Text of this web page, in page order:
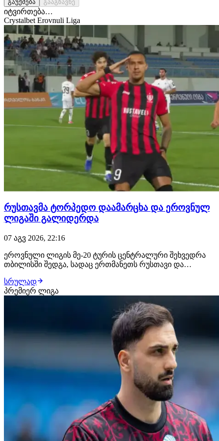
გაუქმება გააგზავნე
იტვირთება…
Crystalbet Erovnuli Liga
რუსთავმა ტორპედო დაამარცხა და ეროვნულ
ლიგაში გალიდერდა
07 აგვ 2026, 22:16
ეროვნული ლიგის მე-20 ტურის ცენტრალური შეხვედრა
თბილისში შედგა, სადაც ერთმანეთს რუსთავი და
წუთზე რუსთაველები ლეგიონერმა ჟან სოუზა დე
ალმეიდამ დააწინაურა, მასპინძლებმა პირველი ტაიმი
ბოლომდე მიიყვანეს. იმერული კლუბი ვერც მეორე
სრულად
პრემიერ ლიგა